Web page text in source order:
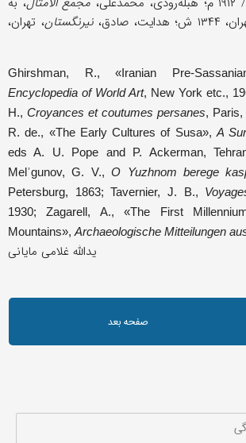
صادق،
نیرنگستان، تهران،
Ghirshman, R., «Iranian Pre-
Encyclopedia of World Art, New York etc.,
H., Croyances et coutumes persanes, Paris,
R. de., «The Early Cultures of Susa», A
eds A. U. Pope and P. Ackerman,
Melʾgunov, G. V.,O Yuzhnom berege
Petersburg, 1863; Tavernier, J. B.,
1930; Zagarell, A., «The First
Mountains», Archaeologische Mitteilungen
یدالله غلامی مایانی
صفحه بعد